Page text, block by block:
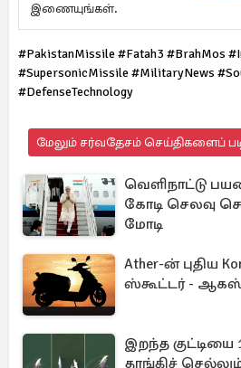
இணையுங்கள்.
#PakistanMissile #Fatah3 #BrahMos
#SupersonicMissile #MilitaryNews
#DefenseTechnology
மேலும் சர்வதேசம் செய்திகளைப்
வெளிநாட்டு
கோடி செலவு
மோடி
Ather-ன் புதிய
ஸ்கூட்டர் -
இறந்த குட்டியை
தாங்கிச்